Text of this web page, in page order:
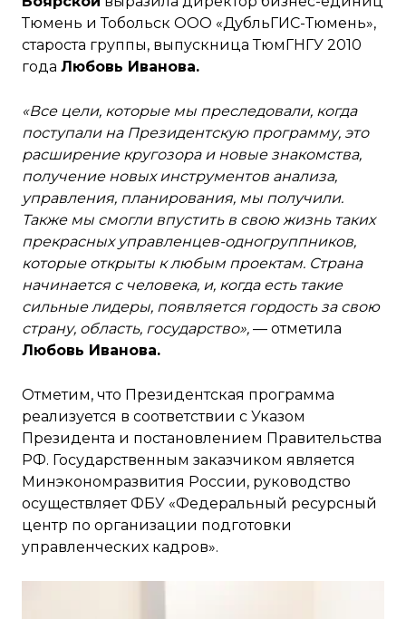
Тюмень и Тобольск ООО «ДубльГИС-Тюмень»,
староста группы, выпускница ТюмГНГУ 2010
года Любовь Иванова.
«Все цели, которые мы преследовали, когда
поступали на Президентскую программу, это
расширение кругозора и новые знакомства,
получение новых инструментов анализа,
управления, планирования, мы получили.
Также мы смогли впустить в свою жизнь таких
прекрасных управленцев-одногруппников,
которые открыты к любым проектам. Страна
начинается с человека, и, когда есть такие
сильные лидеры, появляется гордость за свою
страну, область, государство», — отметила
Любовь Иванова.
Отметим, что Президентская программа
реализуется в соответствии с Указом
Президента и постановлением Правительства
РФ. Государственным заказчиком является
Минэкономразвития России, руководство
осуществляет ФБУ «Федеральный ресурсный
центр по организации подготовки
управленческих кадров».